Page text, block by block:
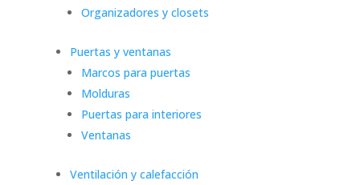
Organizadores y closets
Puertas y ventanas
Marcos para puertas
Molduras
Puertas para interiores
Ventanas
Ventilación y calefacción